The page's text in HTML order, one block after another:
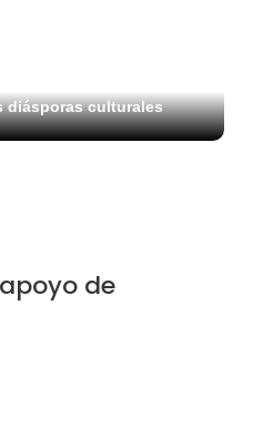
diásporas culturales
de